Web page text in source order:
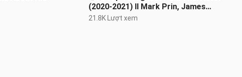
(2020-2021) ll Mark Prin, James
Jirayu ll Drama Se-ri 💞💥
21.8K Lượt xem